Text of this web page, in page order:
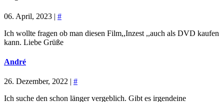
06. April, 2023 | #
Ich wollte fragen ob man diesen Film,,Inzest ,,auch als DVD kaufen
kann. Liebe Grüße
André
26. Dezember, 2022 | #
Ich suche den schon länger vergeblich. Gibt es irgendeine